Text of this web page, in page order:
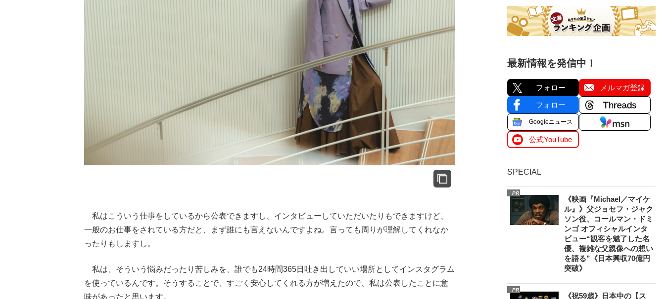
私はこういう仕事をしているから公表できますし、インタビューしていただいたりもできますけど、
一般のお仕事をされている方だと、まず誰にも言えないんですよね。言っても周りが理解してくれなか
ったりもしますし。
私は、そういう悩みだったり苦しみを、誰でも24時間365日吐き出していい場所としてインスタグラム
を使っているんです。そうすることで、すごく安心してくれる方が増えたので、私は公表したことに意
味があったと思います。
最新情報を発信中！
フォロー メルマガ登録
フォロー
Googleニュース
公式YouTube
SPECIAL
PR
《映画『Michael／マイケ
ル』》父ジョセフ・ジャク
ソン役、コールマン・ドミ
ンゴ オフィシャルインタ
ビュー“観客を魅了した名
優、複雑な父親像への想い
を語る”《日本興収70億円
突破》
PR
《祝59歳》日本中の【ス